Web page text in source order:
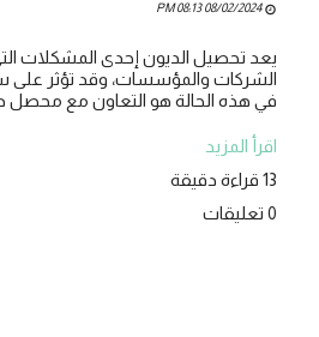
08/02/2024 08:13 PM
يعد تحصيل الديون إحدى المشكلات
الشركات والمؤسسات، وقد تؤثر على
في هذه الحالة هو التعاون مع محصل
اقرأ المزيد
13 قراءة دقيقة
0 تعليقات